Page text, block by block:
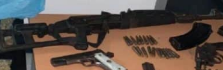
Primeras Planas de Periódicos del 6 de agosto
del 2026
1 día ago Editorial Staff